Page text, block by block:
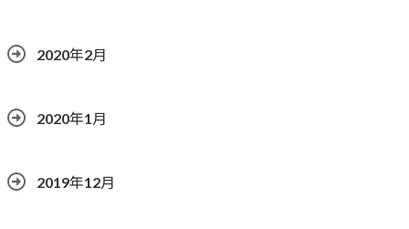
2020年2月
2020年1月
2019年12月